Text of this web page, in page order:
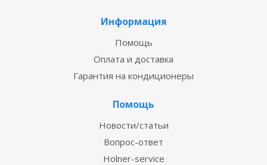
Информация
Помощь
Оплата и доставка
Гарантия на кондиционеры
Помощь
Новости/статьи
Вопрос-ответ
Holner-service